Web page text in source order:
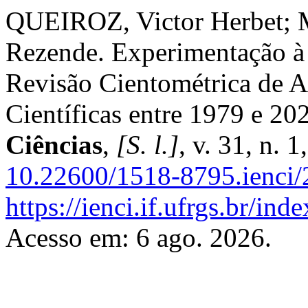
QUEIROZ, Victor Herbet;
Rezende. Experimentação
Revisão Cientométrica de
Científicas entre 1979 e
Ciências, [S. l.], v. 31, n.
10.22600/1518-
https://ienci.if.ufrgs.br/
Acesso em: 6 ago. 2026.